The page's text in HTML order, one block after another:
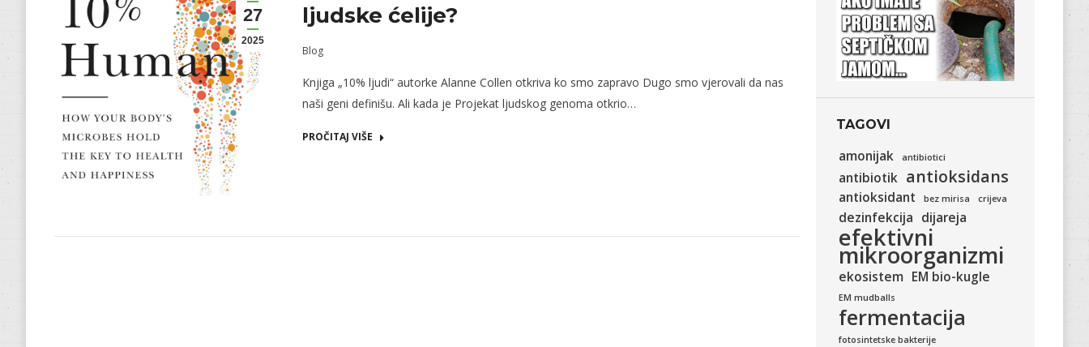
27
2025
ljudske ćelije?
Blog
Knjiga „10% ljudi“ autorke Alanne Collen otkriva ko smo zapravo Dugo smo vjerovali da nas
naši geni definišu. Ali kada je Projekat ljudskog genoma otkrio…
PROČITAJ VIŠE
TAGOVI
amonijak antibiotici
antibiotik antioksidans
antioksidant bez mirisa crijeva
dezinfekcija dijareja
efektivni
mikroorganizmi
ekosistem EM bio-kugle
EM mudballs
fermentacija
fotosintetske bakterije